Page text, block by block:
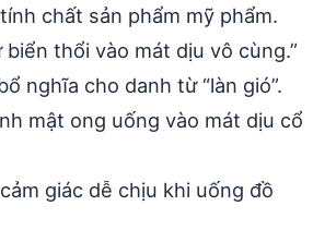
chất sản phẩm mỹ phẩm.
biển thổi vào mát dịu vô cùng.”
nghĩa cho danh từ “làn gió”.
mật ong uống vào mát dịu cổ
giác dễ chịu khi uống đồ